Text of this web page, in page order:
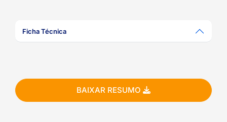
Ficha Técnica
BAIXAR RESUMO